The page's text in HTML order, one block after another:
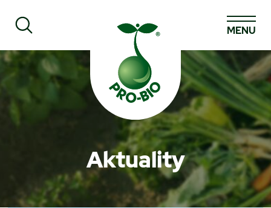
Prohledat PRO-BIO
MENU
Aktuality